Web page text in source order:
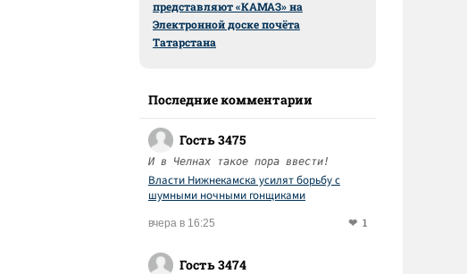
представляют «КАМАЗ» на
Электронной доске почёта
Татарстана
Последние комментарии
Гость 3475
И в Челнах такое пора ввести!
Власти Нижнекамска усилят борьбу с
шумными ночными гонщиками
вчера в 16:25 1
Гость 3474